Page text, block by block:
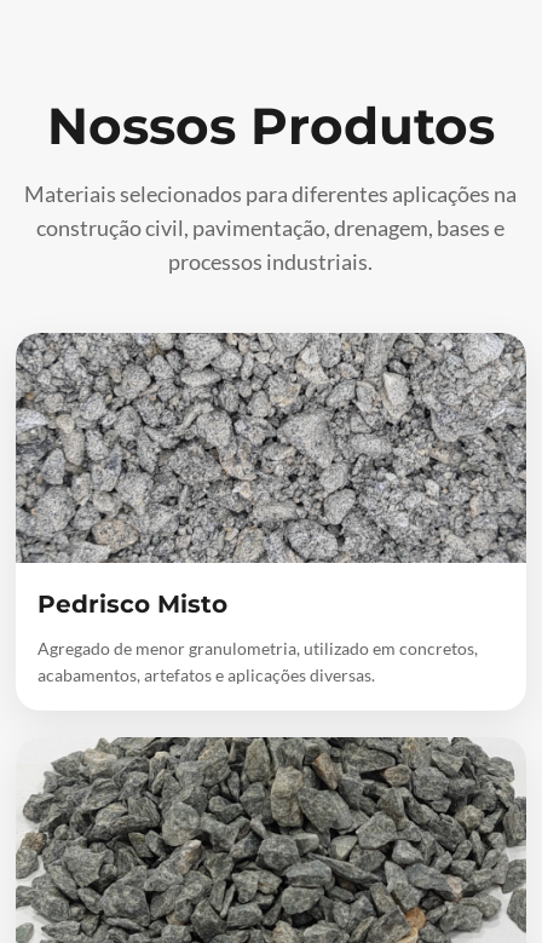
Nossos Produtos
Materiais selecionados para diferentes aplicações na
construção civil, pavimentação, drenagem, bases e
processos industriais.
Pedrisco Misto
Agregado de menor granulometria, utilizado em concretos,
acabamentos, artefatos e aplicações diversas.